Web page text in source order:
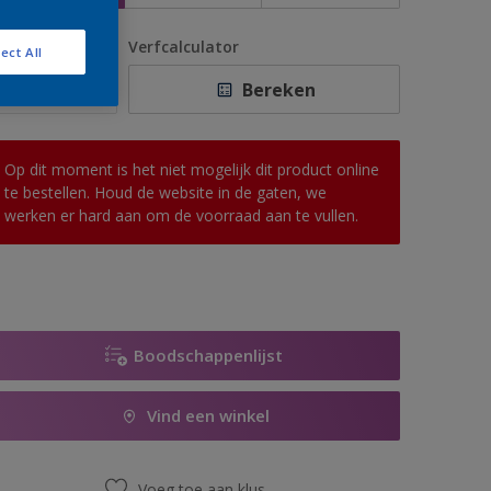
Verfcalculator
Bereken
Op dit moment is het niet mogelijk dit product online
te bestellen. Houd de website in de gaten, we
werken er hard aan om de voorraad aan te vullen.
Boodschappenlijst
Vind een winkel
All